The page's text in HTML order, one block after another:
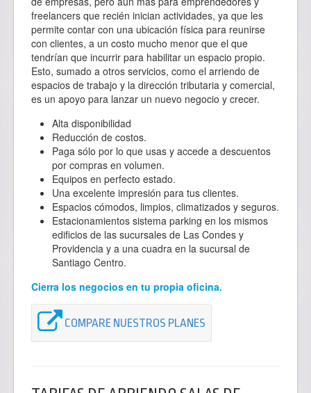
freelancers que recién inician actividades, ya que les
permite contar con una ubicación física para reunirse
con clientes, a un costo mucho menor que el que
tendrían que incurrir para habilitar un espacio propio.
Esto, sumado a otros servicios, como el arriendo de
espacios de trabajo y la dirección tributaria y comercial,
es un apoyo para lanzar un nuevo negocio y crecer.
Alta disponibilidad
Reducción de costos.
Paga sólo por lo que usas y accede a descuentos
por compras en volumen.
Equipos en perfecto estado.
Una excelente impresión para tus clientes.
Espacios cómodos, limpios, climatizados y seguros.
Estacionamientos sistema parking en los mismos
edificios de las sucursales de Las Condes y
Providencia y a una cuadra en la sucursal de
Santiago Centro.
Cierra los negocios en tu propia oficina.
COMPARE NUESTROS PLANES